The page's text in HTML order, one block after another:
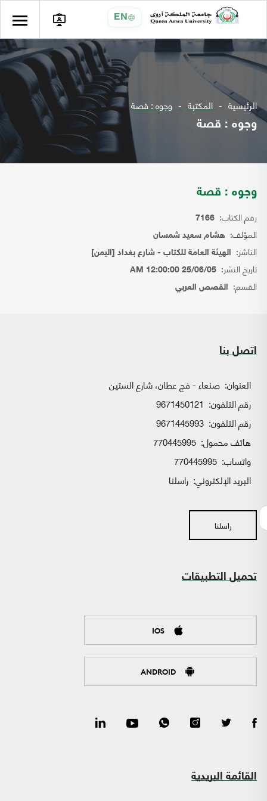
EN
الرئيسية المكتبة وجوه : قصة
وجوه : قصة
وجوه : قصة
رقم الكتاب: 7166
المؤلف: هشام سعيد شمسان
الناشر: الهيئة العامة للكتاب - شارع بغداد [اليمن]
تاريخ النشر: 25/06/05 12:00:00 AM
القسم: القصص العربي
اتصل بنا
العنوان: صنعاء - فج عطان، شارع الستين
رقم التلفون: 9671450121
رقم التلفون: 9671445993
هاتف محمول: 770445995
واتساب:
البريد الإلكتروني: راسلنا
راسلنا
تحميل التطبيقات
IOS
ANDROID
القائمة البريدية